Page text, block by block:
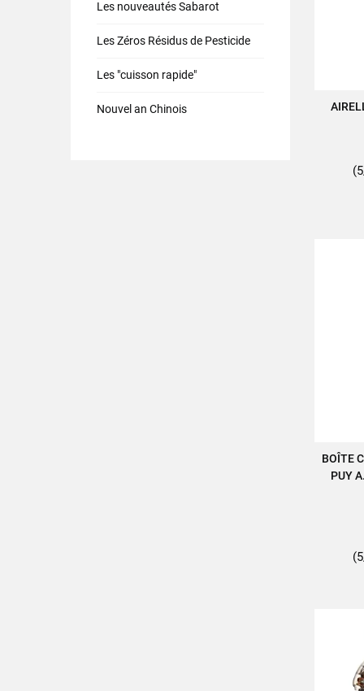
Les nouveautés Sabarot
Les Zéros Résidus de Pesticide
Les "cuisson rapide"
Nouvel an Chinois
BOÎTE
PUY